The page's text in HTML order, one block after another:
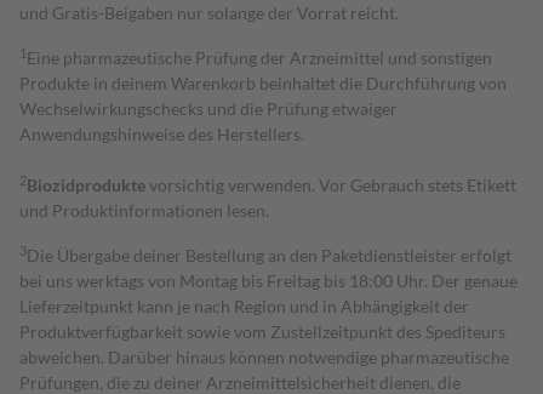
und Gratis-Beigaben nur solange der Vorrat reicht.
1 Eine pharmazeutische Prüfung der Arzneimittel und sonstigen
Produkte in deinem Warenkorb beinhaltet die Durchführung von
Wechselwirkungschecks und die Prüfung etwaiger
Anwendungshinweise des Herstellers.
2Biozidproduktevorsichtig verwenden. Vor Gebrauch stets Etikett
und Produktinformationen lesen.
3Die Übergabe deiner Bestellung an den Paketdienstleister erfolgt
bei uns werktags von Montag bis Freitag bis 18:00 Uhr. Der genaue
Lieferzeitpunkt kann je nach Region und in Abhängigkeit der
Produktverfügbarkeit sowie vom Zustellzeitpunkt des Spediteurs
abweichen. Darüber hinaus können notwendige pharmazeutische
Prüfungen, die zu deiner Arzneimittelsicherheit dienen, die